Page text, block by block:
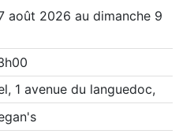
août 2026 au dimanche 9
1 avenue du languedoc,